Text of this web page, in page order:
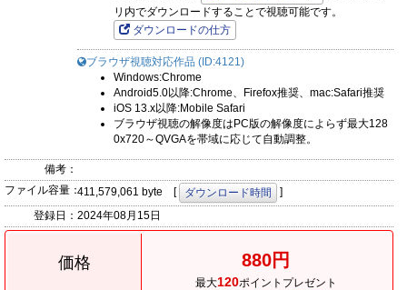
リ内でダウンロードすることで視聴可能です。
ダウンロードの仕方
ブラウザ視聴対応作品 (ID:4121)
Windows:Chrome
Android5.0以降:Chrome、Firefox推奨、mac:Safari推奨
iOS 13.x以降:Mobile Safari
ブラウザ視聴の解像度はPC版の解像度によらず最大128
0x720～QVGAを帯域に応じて自動調整。
備考：
ファイル容量：411,579,061 byte [ ダウンロード時間
]
登録日： 2024年08月15日
価格 880円
最大120ポイントプレゼント